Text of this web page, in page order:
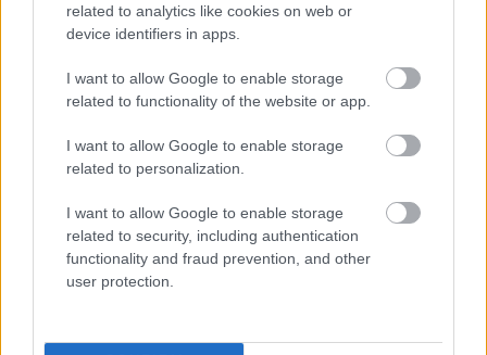
related to analytics like cookies on web or
device identifiers in apps.
I want to allow Google to enable storage
related to functionality of the website or app.
I want to allow Google to enable storage
related to personalization.
I want to allow Google to enable storage
related to security, including authentication
functionality and fraud prevention, and other
user protection.